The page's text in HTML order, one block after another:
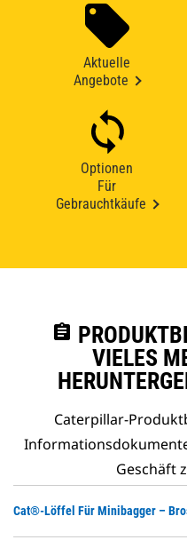
Aktuelle
Angebote
Optionen
Für
Gebrauchtkäufe
assignment
VIELES
Caterpillar-
Geschäft
Cat®-Löffel Für Minibagger –